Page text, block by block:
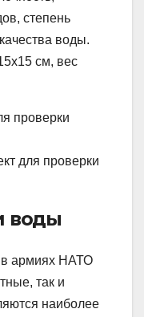
степень
воды.
см, вес
для проверки
воды
в армиях НАТО
так и
наиболее